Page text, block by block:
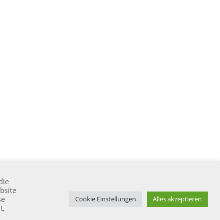
Cookie Einstellungen Alles akzeptieren